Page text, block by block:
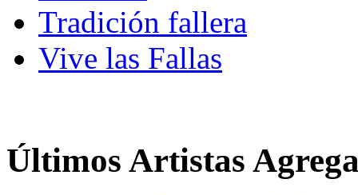
Tradición fallera
Vive las Fallas
Últimos Artistas